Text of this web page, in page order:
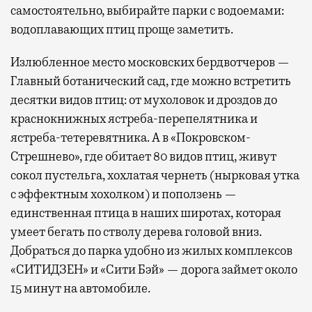
самостоятельно, выбирайте парки с водоемами:
водоплавающих птиц проще заметить.
Излюбленное место московских бердвотчеров —
Главный ботанический сад, где можно встретить
десятки видов птиц: от мухоловок и дроздов до
краснокнижных ястреба-перепелятника и
ястреба-тетеревятника. А в «Покровском-
Стрешнево», где обитает 80 видов птиц, живут
сокол пустельга, хохлатая чернеть (нырковая утка
с эффектным хохолком) и поползень —
единственная птица в наших широтах, которая
умеет бегать по стволу дерева головой вниз.
Добраться до парка удобно из жилых комплексов
«СИТИДЗЕН» и «Сити Бэй» — дорога займет около
15 минут на автомобиле.